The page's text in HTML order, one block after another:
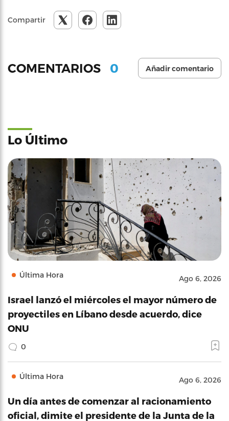
Compartir
COMENTARIOS 0 Añadir comentario
Lo Último
Última Hora Ago 6, 2026
Israel lanzó el miércoles el mayor número de
proyectiles en Líbano desde acuerdo, dice
ONU
0
Última Hora Ago 6, 2026
Un día antes de comenzar al racionamiento
oficial, dimite el presidente de la Junta de la